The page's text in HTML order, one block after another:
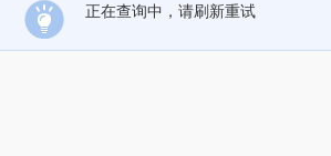
正在查询中，请刷新重试